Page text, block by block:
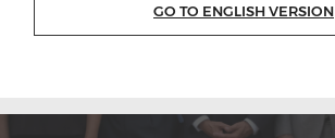
GO TO ENGLISH VERSION